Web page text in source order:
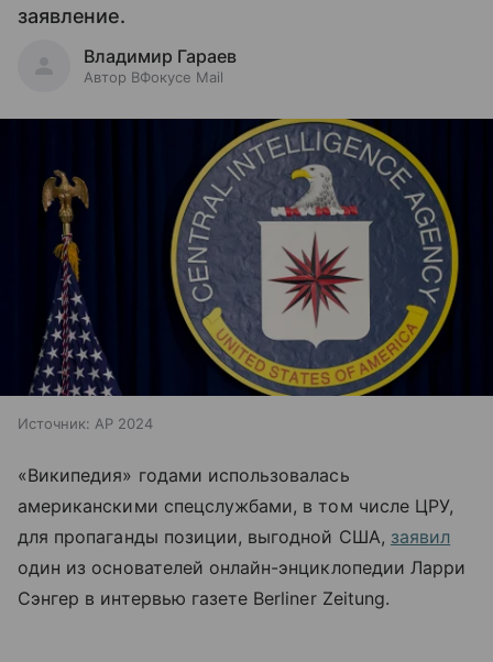
заявление.
Владимир Гараев
Автор ВФокусе Mail
Источник: AP 2024
«Википедия» годами использовалась
американскими спецслужбами, в том числе ЦРУ,
для пропаганды позиции, выгодной США, заявил
один из основателей онлайн-энциклопедии Ларри
Сэнгер в интервью газете Berliner Zeitung.